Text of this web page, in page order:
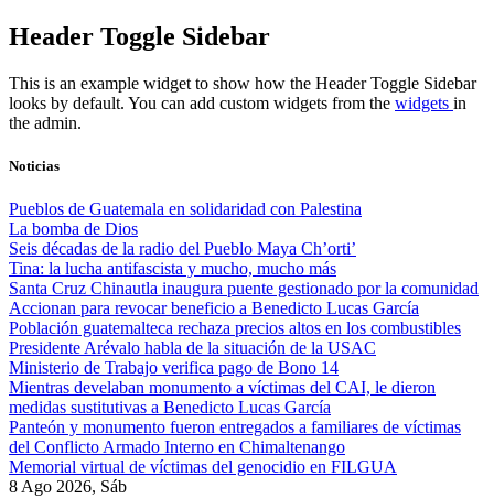
Skip
to
Header Toggle Sidebar
This is an example widget to show how the Header Toggle Sidebar
looks by default. You can add custom widgets from the widgets in
the admin.
Noticias
Pueblos de Guatemala en solidaridad con Palestina
La bomba de Dios
Seis décadas de la radio del Pueblo Maya Ch’orti’
Tina: la lucha antifascista y mucho, mucho más
Santa Cruz Chinautla inaugura puente gestionado por la comunidad
Accionan para revocar beneficio a Benedicto Lucas García
Población guatemalteca rechaza precios altos en los combustibles
Presidente Arévalo habla de la situación de la USAC
Ministerio de Trabajo verifica pago de Bono 14
Mientras develaban monumento a víctimas del CAI, le dieron
medidas sustitutivas a Benedicto Lucas García
Panteón y monumento fueron entregados a familiares de víctimas
del Conflicto Armado Interno en Chimaltenango
Memorial virtual de víctimas del genocidio en FILGUA
8 Ago 2026, Sáb